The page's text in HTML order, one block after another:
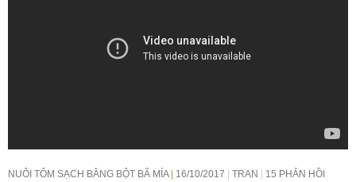
NUÔI TÔM SẠCH BẰNG BỘT BÃ MÍA 16/10/2017 TRAN 15 PHẢN HỒI